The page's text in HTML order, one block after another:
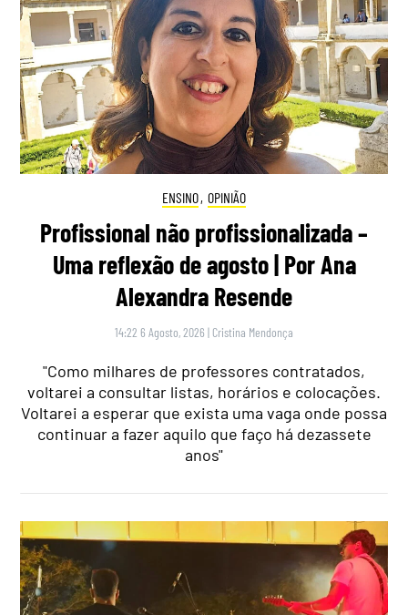
ENSINO, OPINIÃO
Profissional não profissionalizada –
Uma reflexão de agosto | Por Ana
Alexandra Resende
14:22 6 Agosto, 2026 | Cristina Mendonça
"Como milhares de professores contratados,
voltarei a consultar listas, horários e colocações.
Voltarei a esperar que exista uma vaga onde possa
continuar a fazer aquilo que faço há dezassete
anos"